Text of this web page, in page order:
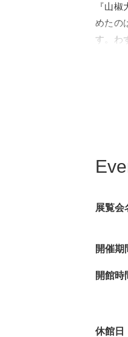
『山
めたの
す。わ
鴎外
展覧会
開催期
開館時
休館日